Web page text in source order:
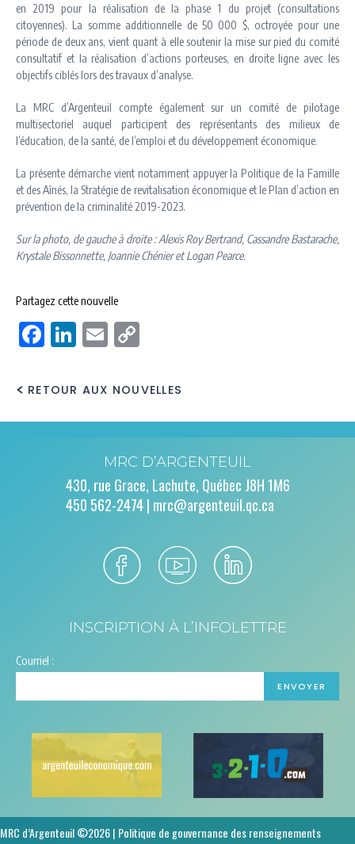
en 2019 pour la réalisation de la phase 1 du projet (consultations
citoyennes). La somme additionnelle de 50 000 $, octroyée pour une
période de deux ans, vient quant à elle soutenir la mise sur pied du comité
consultatif et la réalisation d’actions porteuses, en droite ligne avec les
objectifs ciblés lors des travaux d’analyse.
La MRC d’Argenteuil compte également sur un comité de pilotage
multisectoriel auquel participent des représentants des milieux de
l’éducation, de la santé, de l’emploi et du développement économique.
La présente démarche vient notamment appuyer la Politique de la Famille
et des Aînés, la Stratégie de revitalisation économique et le Plan d’action en
prévention de la criminalité 2019-2023.
Sur la photo, de gauche à droite : Alexis Roy Bertrand, Cassandre Bastarache,
Krystale Bissonnette, Joannie Chénier et Logan Pearce.
Partagez cette nouvelle
Facebook
LinkedIn
Email
RETOUR AUX NOUVELLES
MRC D’ARGENTEUIL
430, rue Grace, Lachute, Québec J8H 1M6
450 562-2474 | mrc@argenteuil.qc.ca
INSCRIPTION À L’INFOLETTRE
Courriel :
MRC d’Argenteuil ©2026 | Politique de gouvernance des renseignements